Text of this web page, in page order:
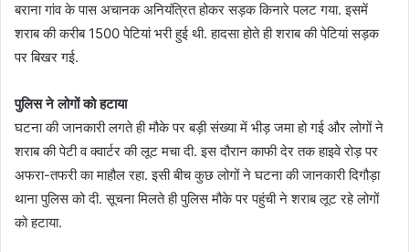
बराना गांव के पास अचानक अनियंत्रित होकर सड़क किनारे पलट गया. इसमें
शराब की करीब 1500 पेटियां भरी हुई थी. हादसा होते ही शराब की पेटियां सड़क
पर बिखर गई.
पुलिस ने लोगों को हटाया
घटना की जानकारी लगते ही मौके पर बड़ी संख्या में भीड़ जमा हो गई और लोगों ने
शराब की पेटी व क्वार्टर की लूट मचा दी. इस दौरान काफी देर तक हाइवे रोड़ पर
अफरा-तफरी का माहौल रहा. इसी बीच कुछ लोगों ने घटना की जानकारी दिगौड़ा
थाना पुलिस को दी. सूचना मिलते ही पुलिस मौके पर पहुंची ने शराब लूट रहे लोगों
को हटाया.